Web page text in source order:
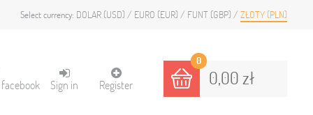
Select currency: DOLAR (USD) EURO (EUR) FUNT (GBP) ZŁOTY (PLN)
0
0,00 zł
Sign in Register